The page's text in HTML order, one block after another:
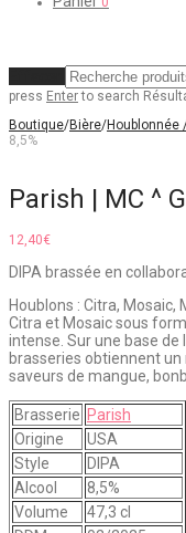
press Enterto search
Boutique/Bière/Houblonnée
8,5%
Parish | MC ^
12,40€
DIPA brassée en
Houblons : Citra, Mosaic,
Citra et Mosaic sous
intense. Sur une base de
brasseries obtiennent
saveurs de mangue,
Brasserie Parish
Origine
USA
Style
DIPA
Alcool
8,5%
Volume
47,3 cl